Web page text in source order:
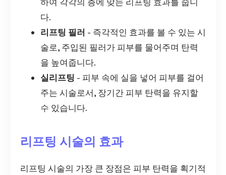
다.
리프팅 필러 - 즉각적인 효과를 볼 수 있는 시
술로, 주입된 필러가 피부를 물어주며 탄력
을 높여줍니다.
실리프팅 - 피부 속에 실을 넣어 피부를 걸어
주는 시술로서, 장기간 피부 탄력을 유지할
수 있습니다.
리프팅 시술의 효과
리프팅 시술의 가장 큰 장점은 피부 탄력을 획기적